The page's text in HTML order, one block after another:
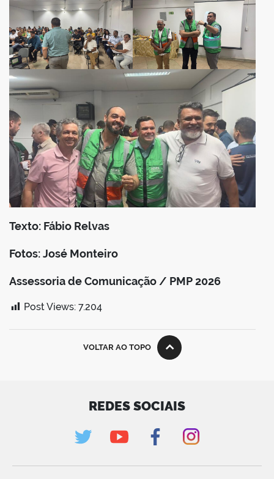
Texto: Fábio Relvas
Fotos: José Monteiro
Assessoria de Comunicação / PMP 2026
Post Views: 7.204
VOLTAR AO TOPO
REDES SOCIAIS